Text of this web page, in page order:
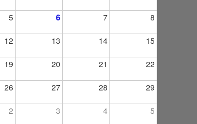
5 6 7 8
12 13 14 15
19 20 21 22
26 27 28 29
2 3 4 5